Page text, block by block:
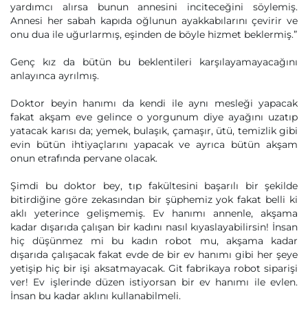
yardımcı alırsa bunun annesini inciteceğini söylemiş.
Annesi her sabah kapıda oğlunun ayakkabılarını çevirir ve
onu dua ile uğurlarmış, eşinden de böyle hizmet beklermiş.”
Genç kız da bütün bu beklentileri karşılayamayacağını
anlayınca ayrılmış.
Doktor beyin hanımı da kendi ile aynı mesleği yapacak
fakat akşam eve gelince o yorgunum diye ayağını uzatıp
yatacak karısı da; yemek, bulaşık, çamaşır, ütü, temizlik gibi
evin bütün ihtiyaçlarını yapacak ve ayrıca bütün akşam
onun etrafında pervane olacak.
Şimdi bu doktor bey, tıp fakültesini başarılı bir şekilde
bitirdiğine göre zekasından bir şüphemiz yok fakat belli ki
aklı yeterince gelişmemiş. Ev hanımı annenle, akşama
kadar dışarıda çalışan bir kadını nasıl kıyaslayabilirsin! İnsan
hiç düşünmez mi bu kadın robot mu, akşama kadar
dışarıda çalışacak fakat evde de bir ev hanımı gibi her şeye
yetişip hiç bir işi aksatmayacak. Git fabrikaya robot siparişi
ver! Ev işlerinde düzen istiyorsan bir ev hanımı ile evlen.
İnsan bu kadar aklını kullanabilmeli.